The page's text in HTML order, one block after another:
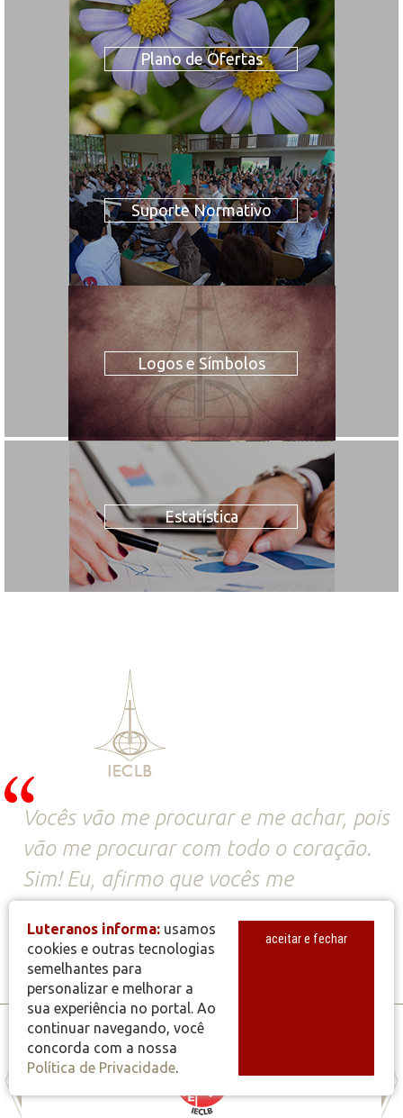
Plano de Ofertas
Suporte Normativo
Logos e Símbolos
Estatística
Vocês vão me procurar e me achar, pois
vão me procurar com todo o coração.
Sim! Eu, afirmo que vocês me
Jeremias 29.13-14
Luteranos informa: usamos
cookies e outras tecnologias
semelhantes para
personalizar e melhorar a
sua experiência no portal. Ao
continuar navegando, você
concorda com a nossa
Política de Privacidade.
aceitar e fechar